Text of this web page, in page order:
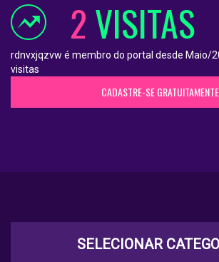
2VISITAS
rdnvxjqzvw é membro do portal desde Maio/
visitas
CADASTRE-SE GRATUITAMENTE
SELECIONAR